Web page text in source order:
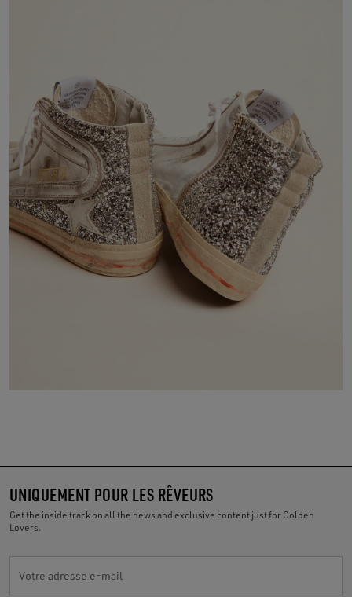
UNIQUEMENT POUR LES RÊVEURS
Get the inside track on all the news and exclusive content just for Golden
Lovers.
Votre adresse e-mail